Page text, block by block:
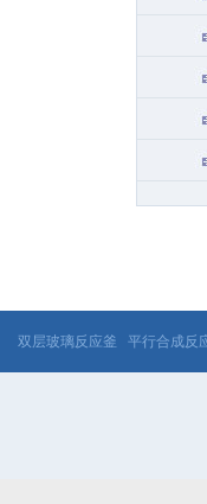
双层玻璃反应釜 平行合成反